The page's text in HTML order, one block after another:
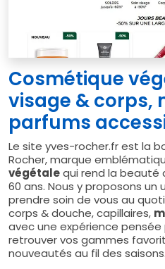
Cosmétique
visage & corps,
parfums
Le site yves-rocher.fr est la
Rocher, marque
végétalequi rend la beauté
60 ans. Nous y proposons
prendre soin de vous au
corps & douche, capillaires,
avec une expérience
retrouver vos gammes
nouveautés au fil des saisons.